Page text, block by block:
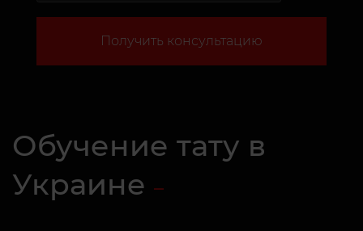
Получить консультацию
Обучение тату в
Украине